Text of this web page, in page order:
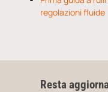
regolazioni fluide
Resta